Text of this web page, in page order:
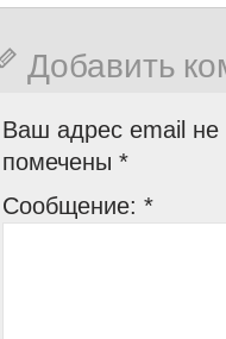
Добавить
Ваш адрес email не
помечены *
Сообщение: *